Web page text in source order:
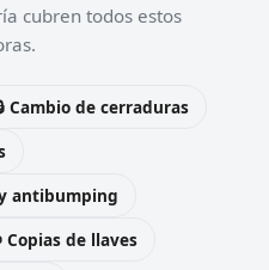
cubren todos estos
Cambio de cerraduras
antibumping
de llaves